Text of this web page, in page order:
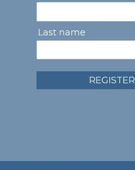
Last name
REGISTER